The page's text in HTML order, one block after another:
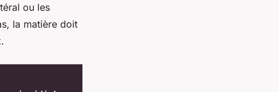
ou les
la matière doit